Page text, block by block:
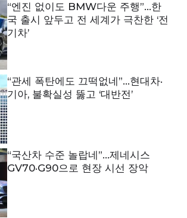
“엔진 없이도 BMW다운 주행”…한
국 출시 앞두고 전 세계가 극찬한 ‘전
기차’
“관세 폭탄에도 끄떡없네”…현대차·
기아, 불확실성 뚫고 ‘대반전’
“국산차 수준 놀랍네”…제네시스
GV70·G90으로 현장 시선 장악